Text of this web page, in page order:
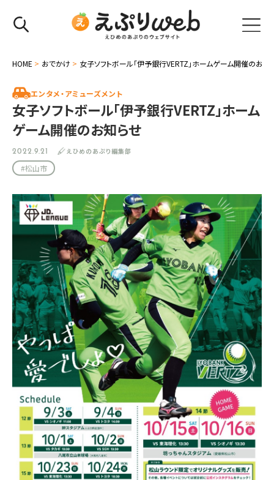
HOME > おでかけ > 女子ソフトボール「伊予銀行VERTZ」ホームゲーム開催のお知
エンタメ・アミューズメント
女子ソフトボール「伊予銀行VERTZ」ホーム
ゲーム開催のお知らせ
2022.9.21 えひめのあぷり編集部
#松山市